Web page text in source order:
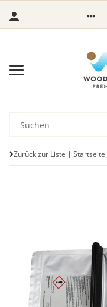
Zurück zur Liste Startseite